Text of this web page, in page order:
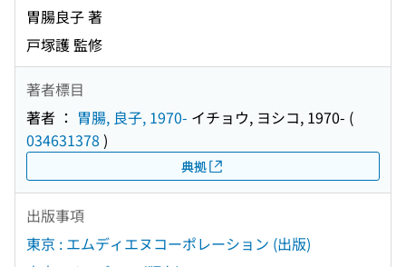
胃腸良子 著
戸塚護 監修
著者標目
著者 ： 胃腸, 良子, 1970- イチョウ, ヨシコ, 1970- (
034631378 )
典拠
出版事項
東京 : エムディエヌコーポレーション (出版)